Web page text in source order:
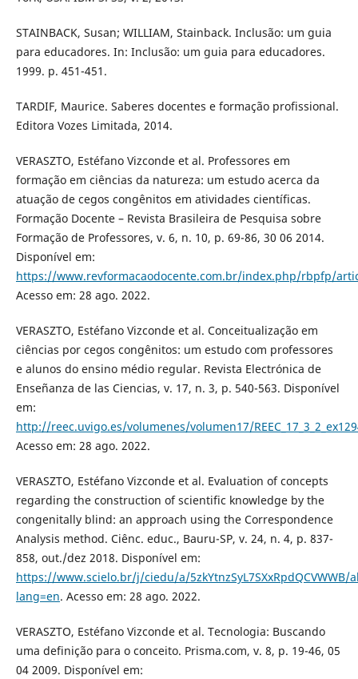
STAINBACK, Susan; WILLIAM, Stainback. Inclusão: um guia
para educadores. In: Inclusão: um guia para educadores.
1999. p. 451-451.
TARDIF, Maurice. Saberes docentes e formação profissional.
Editora Vozes Limitada, 2014.
VERASZTO, Estéfano Vizconde et al. Professores em
formação em ciências da natureza: um estudo acerca da
atuação de cegos congênitos em atividades científicas.
Formação Docente – Revista Brasileira de Pesquisa sobre
Formação de Professores, v. 6, n. 10, p. 69-86, 30 06 2014.
Disponível em:
https://www.revformacaodocente.com.br/index.php/rbpfp/
Acesso em: 28 ago. 2022.
VERASZTO, Estéfano Vizconde et al. Conceitualização em
ciências por cegos congênitos: um estudo com professores
e alunos do ensino médio regular. Revista Electrónica de
Enseñanza de las Ciencias, v. 17, n. 3, p. 540-563. Disponível
em:
http://reec.uvigo.es/volumenes/volumen17/
Acesso em: 28 ago. 2022.
VERASZTO, Estéfano Vizconde et al. Evaluation of concepts
regarding the construction of scientific knowledge by the
congenitally blind: an approach using the Correspondence
Analysis method. Ciênc. educ., Bauru-SP, v. 24, n. 4, p. 837-
858, out./dez 2018. Disponível em:
https://www.scielo.br/j/ciedu/a/5zkYtnzSyL7SXxRpdQCVWWB/
lang=en. Acesso em: 28 ago. 2022.
VERASZTO, Estéfano Vizconde et al. Tecnologia: Buscando
uma definição para o conceito. Prisma.com, v. 8, p. 19-46, 05
04 2009. Disponível em: